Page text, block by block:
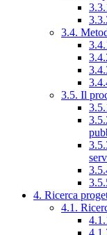
3.4.
3.5. Il
4. Ricerca
4.1.